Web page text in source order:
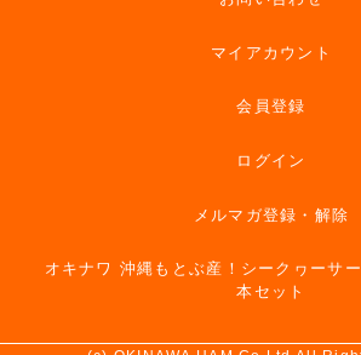
マイアカウント
会員登録
ログイン
メルマガ登録・解除
オキナワ 沖縄もとぶ産！シークヮーサ
本セット